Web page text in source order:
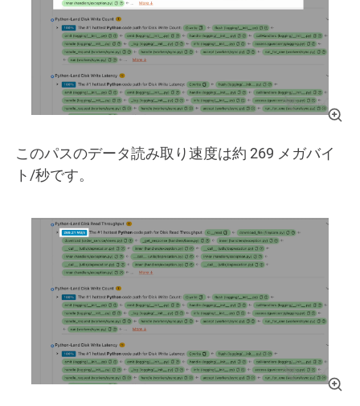
このパスのデータ読み取り速度は約 269 メガバイ
ト/秒です。